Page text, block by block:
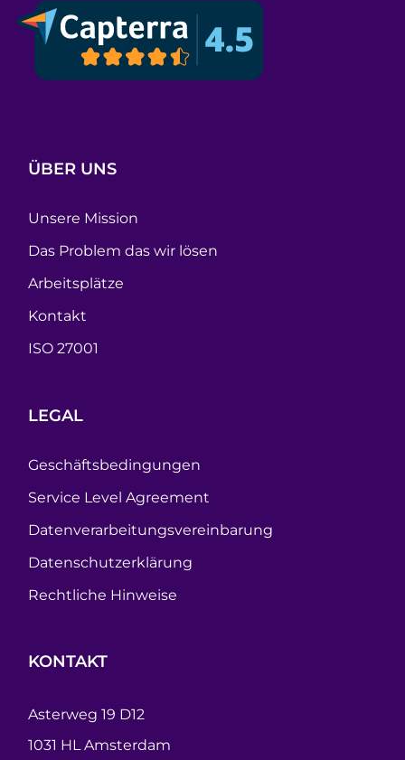
ÜBER UNS
Unsere Mission
Das Problem das wir lösen
Arbeitsplätze
Kontakt
ISO 27001
LEGAL
Geschäftsbedingungen
Service Level Agreement
Datenverarbeitungsvereinbarung
Datenschutzerklärung
Rechtliche Hinweise
KONTAKT
Asterweg 19 D12
1031 HL Amsterdam